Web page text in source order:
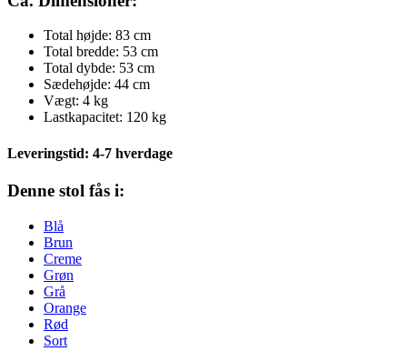
Total højde: 83 cm
Total bredde: 53 cm
Total dybde: 53 cm
Sædehøjde: 44 cm
Vægt: 4 kg
Lastkapacitet: 120 kg
Leveringstid: 4-7 hverdage
Denne stol fås i:
Blå
Brun
Creme
Grøn
Grå
Orange
Rød
Sort